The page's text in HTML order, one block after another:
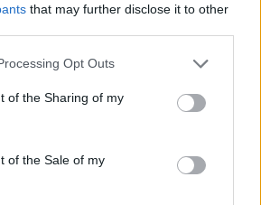
that may further disclose it to other
Opt Outs
of the Sharing of my
of the Sale of my
«Είμαι αυτός που σε στήριξα